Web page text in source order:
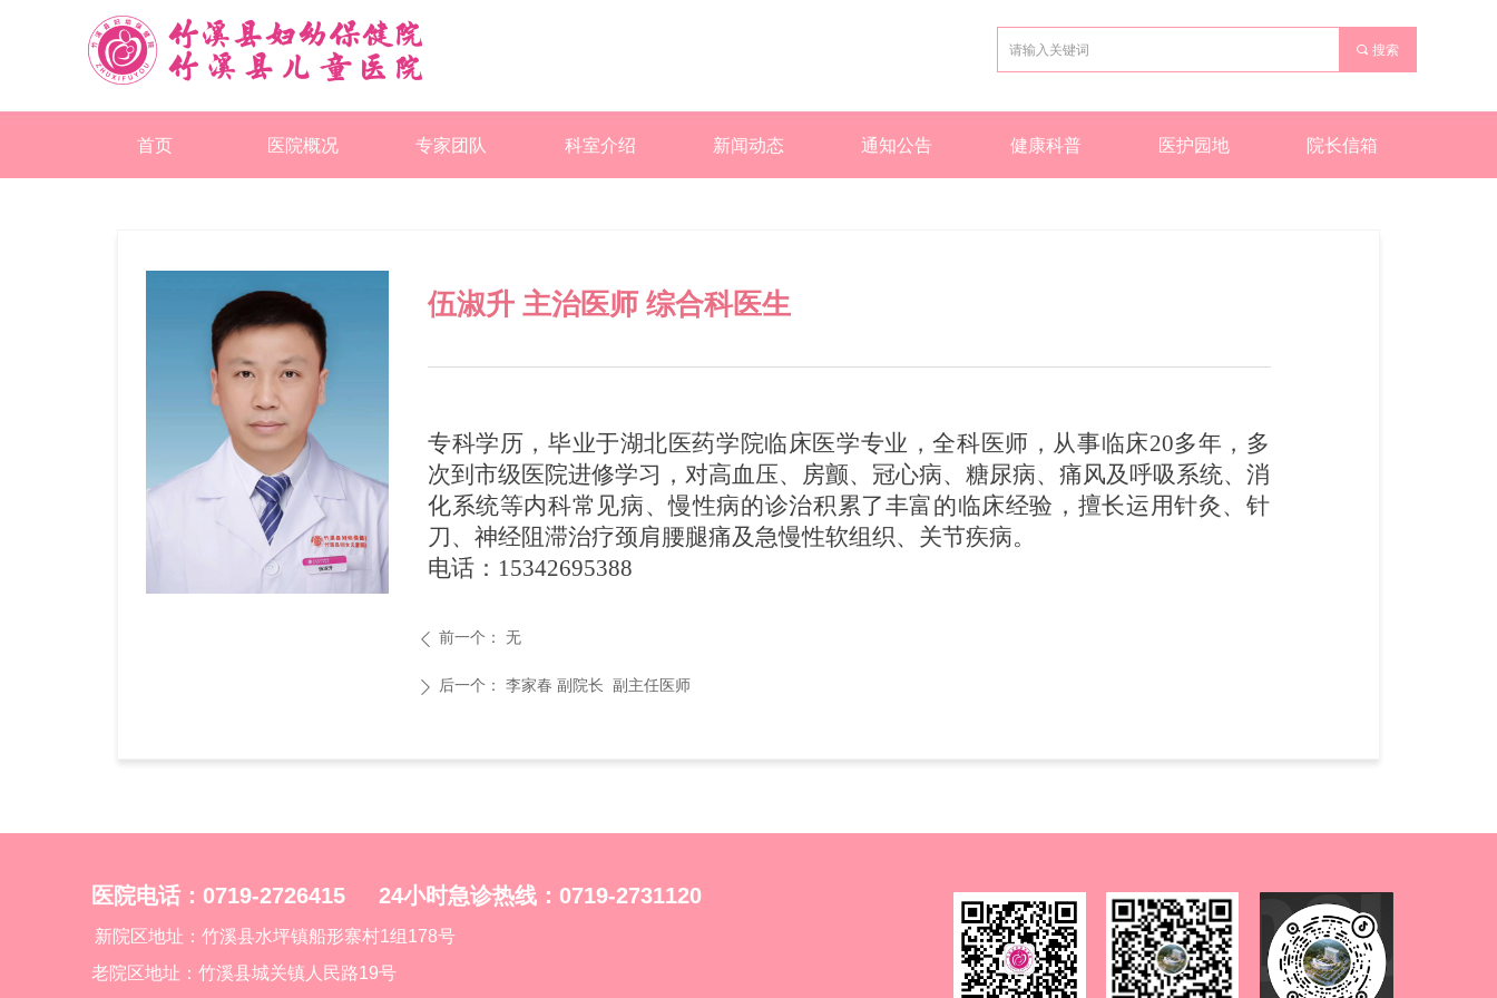
끠 搜索
首页 医院概况 专家团队 科室介绍 新闻动态 通知公告 健康科普 医护园地 院长信箱
ꄴ 前一个： 无
ꄲ 后一个： 李家春 副院长 副主任医师
伍淑升 主治医师 综合科医生
专科学历，毕业于湖北医药学院临床医学专业 ，全科医师 ， 从事临床20多年，多
次到市级医院进修学习，对高血压、 房颤、 冠心病、 糖尿病、 痛风及呼吸 系统、 消
化系统等内科常见病、慢性病的诊治积累了丰富的临床经验 ， 擅长运用针灸、针
刀、 神经阻滞治疗颈肩腰腿痛及急慢性软组织、 关节疾病。
电话： 15342695388
医院电话：0719-2726415 24小时急诊热线：0719-2731120
新院区地址：竹溪县水坪镇船形寨村1组178号
老院区地址：竹溪县城关镇人民路19号